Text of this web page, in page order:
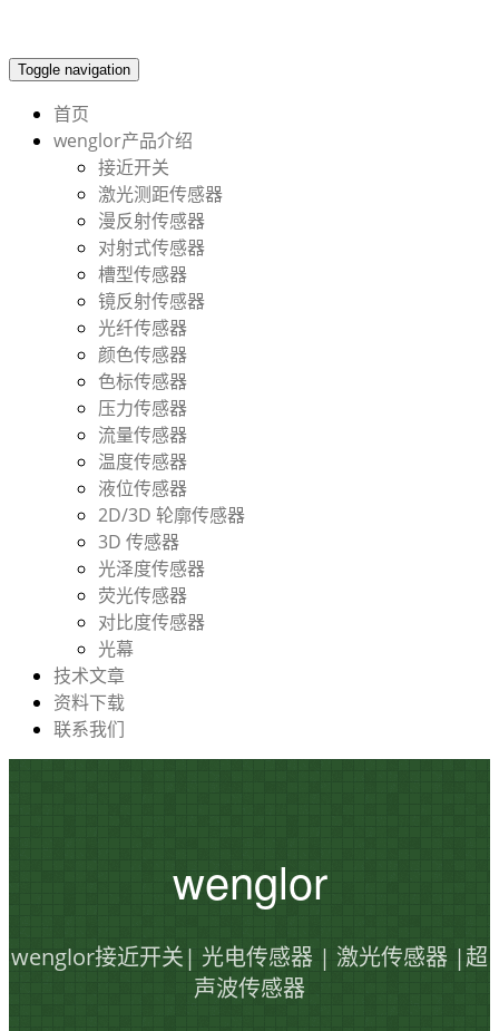
Toggle navigation
首页
wenglor产品介绍
接近开关
激光测距传感器
漫反射传感器
对射式传感器
槽型传感器
镜反射传感器
光纤传感器
颜色传感器
色标传感器
压力传感器
流量传感器
温度传感器
液位传感器
2D/3D 轮廓传感器
3D 传感器
光泽度传感器
荧光传感器
对比度传感器
光幕
技术文章
资料下载
联系我们
wenglor
wenglor接近开关| 光电传感器 | 激光传感器 |超
声波传感器